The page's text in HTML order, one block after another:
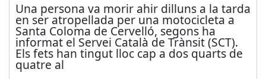
Una persona va morir ahir dilluns a la tarda
en ser atropellada per una motocicleta a
Santa Coloma de Cervelló, segons ha
informat el Servei Català de Trànsit (SCT).
Els fets han tingut lloc cap a dos quarts de
quatre al